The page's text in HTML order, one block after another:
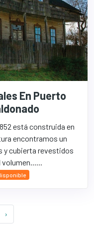
En Puerto
está construida en
encontramos un
y cubierta revestidos
volumen......
›